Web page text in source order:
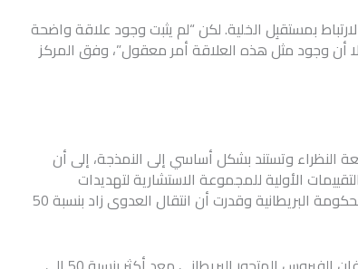
بمستقبِل الخلية. لكن “لم يثبت وجود علاقة واضحة
إلا أن وجود مثل هذه العلاقة أمر معقول”، وفق المركز
النظراء وتستند بشكل أساسي إلى النمذجة، إلى أن
الأولية للمجموعة الاستشارية لتهديدات
الفيروسات التنفسية الجديدة والناشئة التي تقدم المشورة للحكومة البريطانية وقدرت أن انتقال العدوى زاد بنسبة 50